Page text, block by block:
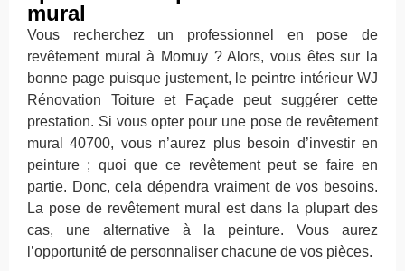
mural
Vous recherchez un professionnel en pose de
revêtement mural à Momuy ? Alors, vous êtes sur la
bonne page puisque justement, le peintre intérieur WJ
Rénovation Toiture et Façade peut suggérer cette
prestation. Si vous opter pour une pose de revêtement
mural 40700, vous n’aurez plus besoin d’investir en
peinture ; quoi que ce revêtement peut se faire en
partie. Donc, cela dépendra vraiment de vos besoins.
La pose de revêtement mural est dans la plupart des
cas, une alternative à la peinture. Vous aurez
l’opportunité de personnaliser chacune de vos pièces.